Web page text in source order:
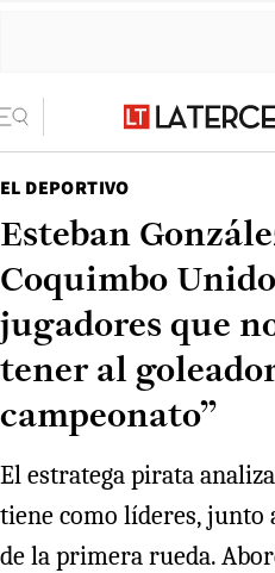
EL DEPORTIVO
Esteban
Coquimbo
jugadores que
tener al
campeonato”
El estratega pirata
tiene como líderes,
de la primera rueda.